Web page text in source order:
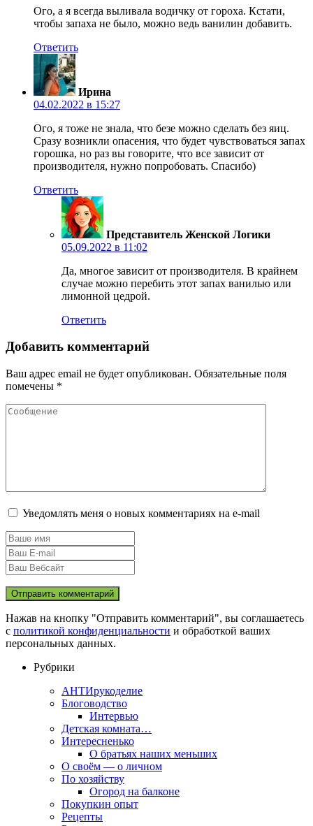
Ого, а я всегда выливала водичку от гороха. Кстати,
чтобы запаха не было, можно ведь ванилин добавить.
Ответить
Ирина
04.02.2022 в 15:27
Ого, я тоже не знала, что безе можно сделать без яиц.
Сразу возникли опасения, что будет чувствоваться запах
горошка, но раз вы говорите, что все зависит от
производителя, нужно попробовать. Спасибо)
Ответить
Представитель Женской Логики
05.09.2022 в 11:02
Да, многое зависит от производителя. В крайнем
случае можно перебить этот запах ванилью или
лимонной цедрой.
Ответить
Добавить комментарий
Ваш адрес email не будет опубликован. Обязательные поля
помечены *
Уведомлять меня о новых комментариях на e-mail
Нажав на кнопку "Отправить комментарий", вы соглашаетесь
с политикой конфиденциальности и обработкой ваших
персональных данных.
Рубрики
АНТИрукоделие
Блоговодство
Интервью
Детская комната…
Интересненько
О братьях наших меньших
О своём — о личном
По хозяйству
Огород на балконе
Покупкин опыт
Рецепты